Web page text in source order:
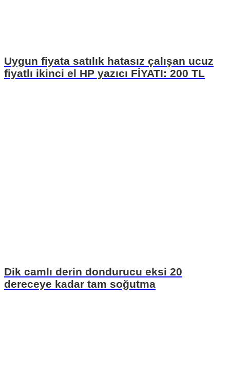
Uygun fiyata satılık hatasız çalışan ucuz
fiyatlı ikinci el HP yazıcı FİYATI: 200 TL
Dik camlı derin dondurucu eksi 20
dereceye kadar tam soğutma